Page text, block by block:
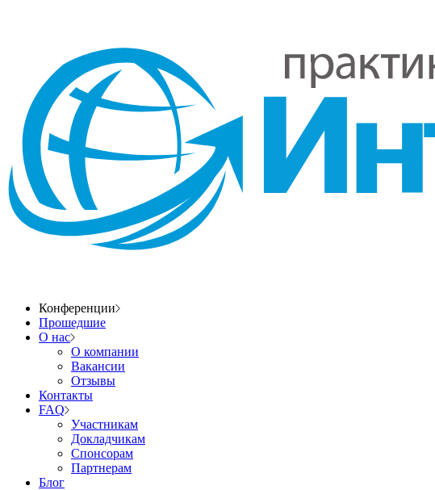
Конференции
Прошедшие
О нас
О компании
Вакансии
Отзывы
Контакты
FAQ
Участникам
Докладчикам
Спонсорам
Партнерам
Блог